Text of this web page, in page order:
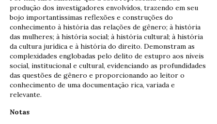
produção dos investigadores envolvidos, trazendo em seu
bojo importantíssimas reflexões e construções do
conhecimento à história das relações de gênero; à história
das mulheres; à história social; à história cultural; à história
da cultura jurídica e à história do direito. Demonstram as
complexidades englobadas pelo delito de estupro aos níveis
social, institucional e cultural, evidenciando as profundidades
das questões de gênero e proporcionando ao leitor o
conhecimento de uma documentação rica, variada e
relevante.
Notas